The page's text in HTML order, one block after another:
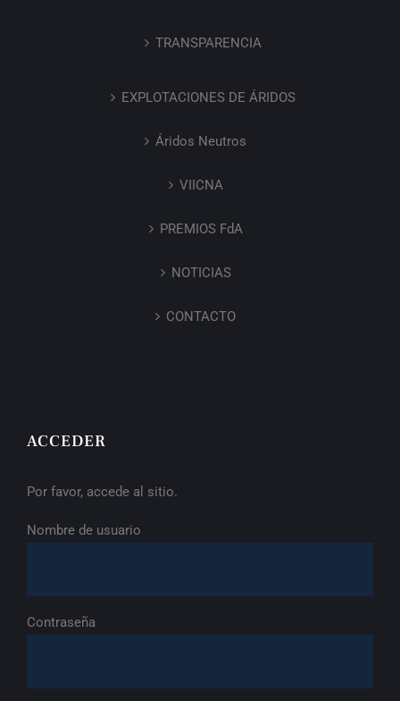
TRANSPARENCIA
EXPLOTACIONES DE ÁRIDOS
Áridos Neutros
VIICNA
PREMIOS FdA
NOTICIAS
CONTACTO
ACCEDER
Por favor, accede al sitio.
Nombre de usuario
Contraseña